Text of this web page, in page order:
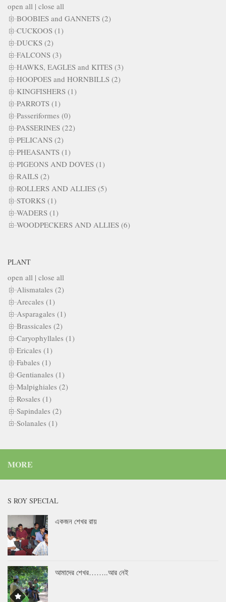
open all | close all
BOOBIES and GANNETS (2)
CUCKOOS (1)
DUCKS (2)
FALCONS (3)
HAWKS, EAGLES and KITES (3)
HOOPOES and HORNBILLS (2)
KINGFISHERS (1)
PARROTS (1)
Passeriformes (0)
PASSERINES (22)
PELICANS (2)
PHEASANTS (1)
PIGEONS AND DOVES (1)
RAILS (2)
ROLLERS AND ALLIES (5)
STORKS (1)
WADERS (1)
WOODPECKERS AND ALLIES (6)
PLANT
open all | close all
Alismatales (2)
Arecales (1)
Asparagales (1)
Brassicales (2)
Caryophyllales (1)
Ericales (1)
Fabales (1)
Gentianales (1)
Malpighiales (2)
Rosales (1)
Sapindales (2)
Solanales (1)
MORE
S ROY SPECIAL
একজন শেখর রায়
আমাদের শেখর……..আর নেই